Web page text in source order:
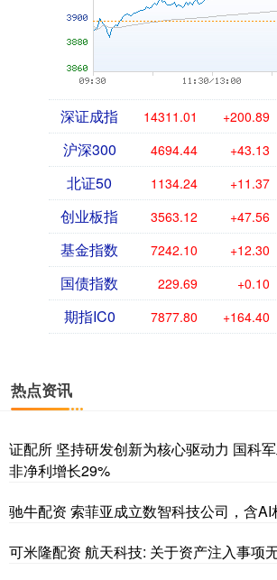
深证成指 14311.01 +200.89
沪深300 4694.44 +43.13
北证50 1134.24 +11.37
创业板指 3563.12 +47.56
基金指数 7242.10 +12.30
国债指数 229.69 +0.10
期指IC0 7877.80 +164.40
热点资讯
证配所 坚持研发创新为核心驱动力 国科
非净利增长29%
驰牛配资 索菲亚成立数智科技公司，含AI
可米隆配资 航天科技: 关于资产注入事项